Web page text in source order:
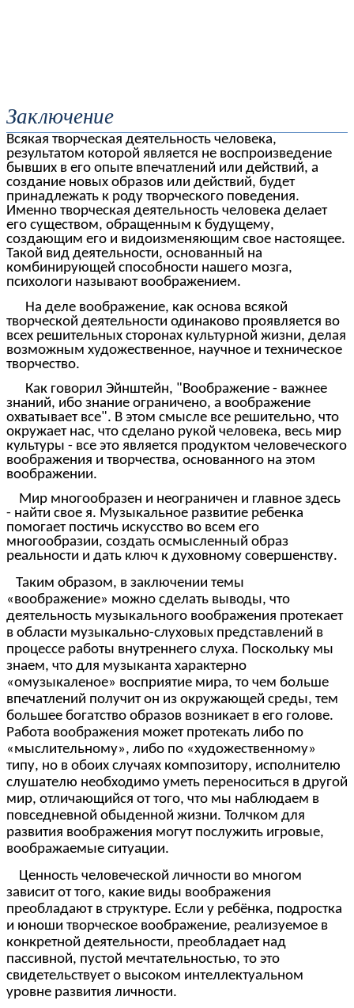
Заключение
Всякая творческая деятельность человека,
результатом которой является не воспроизведение
бывших в его опыте впечатлений или действий, а
создание новых образов или действий, будет
принадлежать к роду творческого поведения.
Именно творческая деятельность человека делает
его существом, обращенным к будущему,
создающим его и видоизменяющим свое настоящее.
Такой вид деятельности, основанный на
комбинирующей способности нашего мозга,
психологи называют воображением.
На деле воображение, как основа всякой
творческой деятельности одинаково проявляется во
всех решительных сторонах культурной жизни, делая
возможным художественное, научное и техническое
творчество.
Как говорил Эйнштейн, "Воображение - важнее
знаний, ибо знание ограничено, а воображение
охватывает все". В этом смысле все решительно, что
окружает нас, что сделано рукой человека, весь мир
культуры - все это является продуктом человеческого
воображения и творчества, основанного на этом
воображении.
Мир многообразен и неограничен и главное здесь
- найти свое я. Музыкальное развитие ребенка
помогает постичь искусство во всем его
многообразии, создать осмысленный образ
реальности и дать ключ к духовному совершенству.
Таким образом, в заключении темы
«воображение» можно сделать выводы, что
деятельность музыкального воображения протекает
в области музыкально-слуховых представлений в
процессе работы внутреннего слуха. Поскольку мы
знаем, что для музыканта характерно
«омузыкаленое» восприятие мира, то чем больше
впечатлений получит он из окружающей среды, тем
большее богатство образов возникает в его голове.
Работа воображения может протекать либо по
«мыслительному», либо по «художественному»
типу, но в обоих случаях композитору, исполнителю
слушателю необходимо уметь переноситься в другой
мир, отличающийся от того, что мы наблюдаем в
повседневной обыденной жизни. Толчком для
развития воображения могут послужить игровые,
воображаемые ситуации.
Ценность человеческой личности во многом
зависит от того, какие виды воображения
преобладают в структуре. Если у ребёнка, подростка
и юноши творческое воображение, реализуемое в
конкретной деятельности, преобладает над
пассивной, пустой мечтательностью, то это
свидетельствует о высоком интеллектуальном
уровне развития личности.